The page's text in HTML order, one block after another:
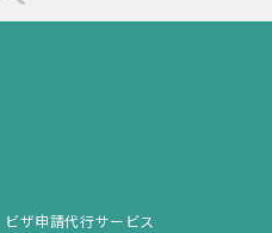
ビザ申請代行サービス